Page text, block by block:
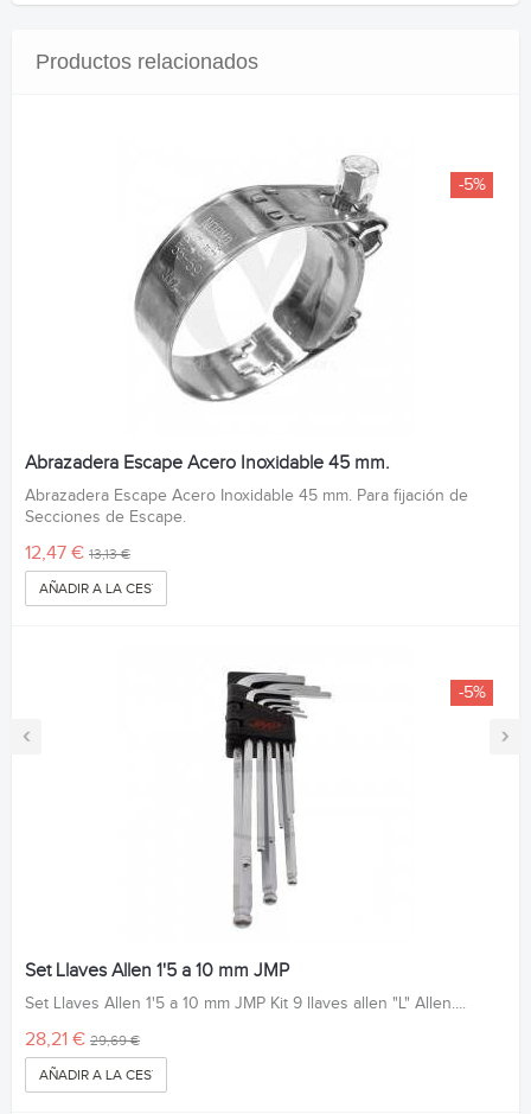
Productos relacionados
‹ ›
-5%
Abrazadera Escape Acero Inoxidable 45 mm.
Abrazadera Escape Acero Inoxidable 45 mm. Para fijación de
Secciones de Escape.
12,47 € 13,13 €
AÑADIR A LA CESTA
-5%
Set Llaves Allen 1'5 a 10 mm JMP
Set Llaves Allen 1'5 a 10 mm JMP Kit 9 llaves allen "L" Allen....
28,21 € 29,69 €
AÑADIR A LA CESTA